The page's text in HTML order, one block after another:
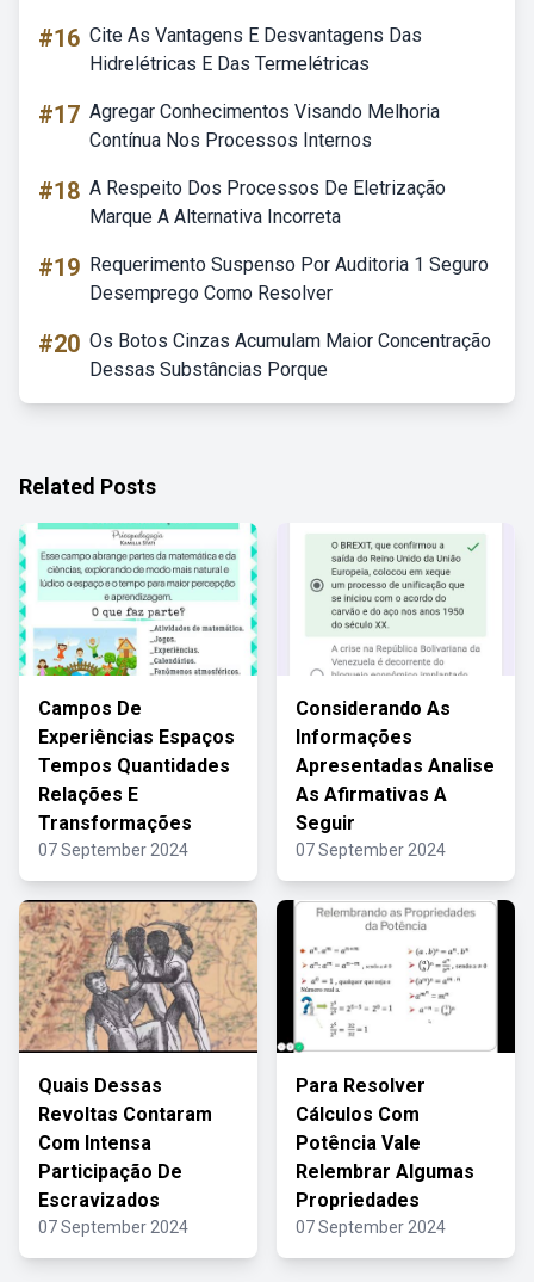
#16 Cite As Vantagens E Desvantagens Das
Hidrelétricas E Das Termelétricas
#17 Agregar Conhecimentos Visando Melhoria
Contínua Nos Processos Internos
#18 A Respeito Dos Processos De Eletrização
Marque A Alternativa Incorreta
#19 Requerimento Suspenso Por Auditoria 1 Seguro
Desemprego Como Resolver
#20 Os Botos Cinzas Acumulam Maior Concentração
Dessas Substâncias Porque
Related Posts
Campos De
Experiências Espaços
Tempos Quantidades
Relações E
Transformações
07 September 2024
Considerando As
Informações
Apresentadas Analise
As Afirmativas A
Seguir
07 September 2024
Quais Dessas
Revoltas Contaram
Com Intensa
Participação De
Escravizados
07 September 2024
Para Resolver
Cálculos Com
Potência Vale
Relembrar Algumas
Propriedades
07 September 2024